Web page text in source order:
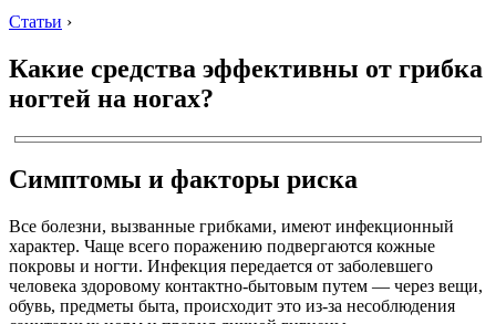
Статьи ›
Какие средства эффективны от грибка
ногтей на ногах?
Симптомы и факторы риска
Все болезни, вызванные грибками, имеют инфекционный
характер. Чаще всего поражению подвергаются кожные
покровы и ногти. Инфекция передается от заболевшего
человека здоровому контактно-бытовым путем — через вещи,
обувь, предметы быта, происходит это из-за несоблюдения